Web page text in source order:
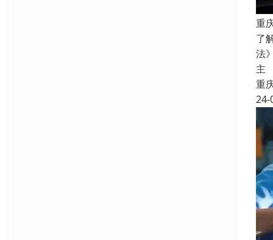
重
了
法
主
重
24-